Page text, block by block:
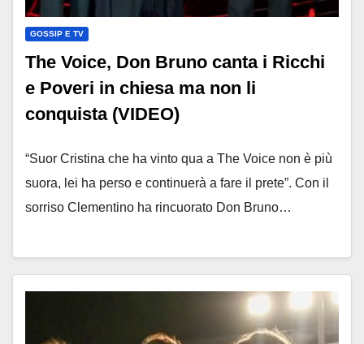
GOSSIP E TV
The Voice, Don Bruno canta i Ricchi
e Poveri in chiesa ma non li
conquista (VIDEO)
“Suor Cristina che ha vinto qua a The Voice non è più
suora, lei ha perso e continuerà a fare il prete”. Con il
sorriso Clementino ha rincuorato Don Bruno…